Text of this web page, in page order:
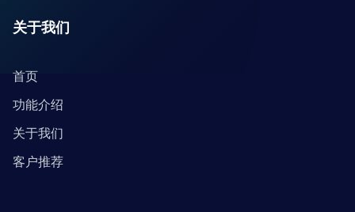
关于我们
首页
功能介绍
关于我们
客户推荐